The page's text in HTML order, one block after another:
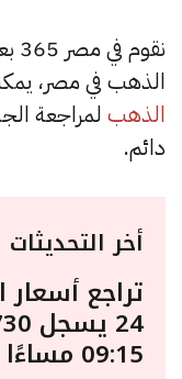
الذهب في مصر،
الذهب لمراجعة
دائم.
أخر التحديثات
تراجع
09:15 مساءًا